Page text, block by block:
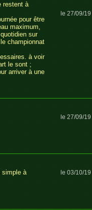
restent à
pour être
maximum,
sur
championnat
à voir
le sont ;
arriver à une
le 27/09/
le 27/09/
simple à
le 03/10/